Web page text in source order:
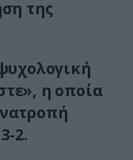
της
η οποία
2.